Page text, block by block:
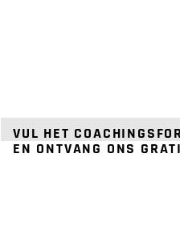
VUL HET
EN ONTVANG ONS